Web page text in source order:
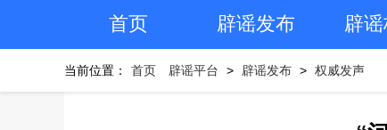
首页 辟谣发布 辟
当前位置： 首页 辟谣平台 > 辟谣发布 > 权威发声